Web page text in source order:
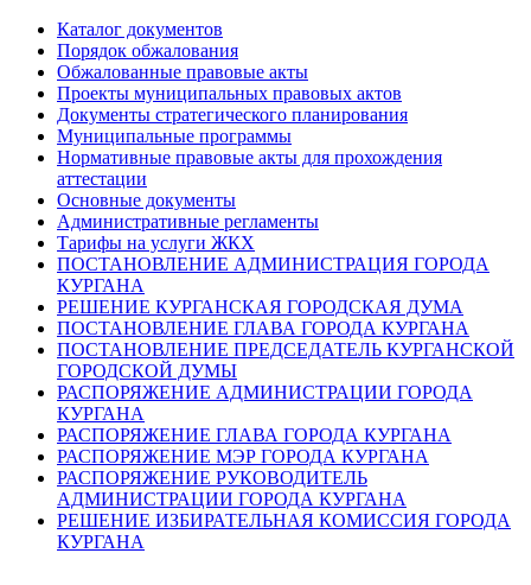
Каталог документов
Порядок обжалования
Обжалованные правовые акты
Проекты муниципальных правовых актов
Документы стратегического планирования
Муниципальные программы
Нормативные правовые акты для прохождения
аттестации
Основные документы
Административные регламенты
Тарифы на услуги ЖКХ
ПОСТАНОВЛЕНИЕ АДМИНИСТРАЦИЯ ГОРОДА
КУРГАНА
РЕШЕНИЕ КУРГАНСКАЯ ГОРОДСКАЯ ДУМА
ПОСТАНОВЛЕНИЕ ГЛАВА ГОРОДА КУРГАНА
ПОСТАНОВЛЕНИЕ ПРЕДСЕДАТЕЛЬ КУРГАНСКОЙ
ГОРОДСКОЙ ДУМЫ
РАСПОРЯЖЕНИЕ АДМИНИСТРАЦИИ ГОРОДА
КУРГАНА
РАСПОРЯЖЕНИЕ ГЛАВА ГОРОДА КУРГАНА
РАСПОРЯЖЕНИЕ МЭР ГОРОДА КУРГАНА
РАСПОРЯЖЕНИЕ РУКОВОДИТЕЛЬ
АДМИНИСТРАЦИИ ГОРОДА КУРГАНА
РЕШЕНИЕ ИЗБИРАТЕЛЬНАЯ КОМИССИЯ ГОРОДА
КУРГАНА